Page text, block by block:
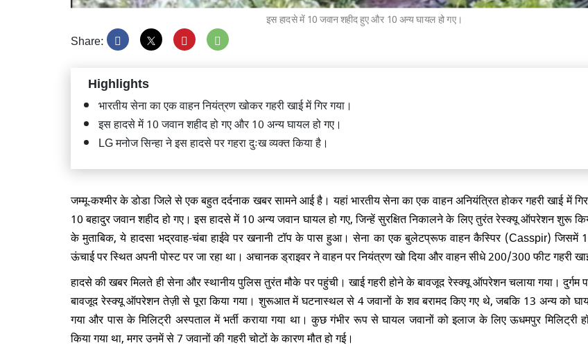
इस हादसे में 10 जवान शहीद हुए और 10 अन्य घायल हो गए।
Share:
Highlights
भारतीय सेना का एक वाहन नियंत्रण खोकर गहरी खाई में गिर गया।
इस हादसे में 10 जवान शहीद हो गए और 10 अन्य घायल हो गए।
LG मनोज सिन्हा ने इस हादसे पर गहरा दुःख व्यक्त किया है।
जम्मू-कश्मीर के डोडा जिले से एक बहुत दर्दनाक खबर सामने आई है। यहां भारतीय सेना का एक वाहन अनियंत्रित होकर गहरी खाई में
10 बहादुर जवान शहीद हो गए। इस हादसे में 10 अन्य जवान घायल हो गए, जिन्हें सुरक्षित निकालने के लिए तुरंत रेस्क्यू ऑपरेशन शुरू
के मुताबिक, ये हादसा भद्रवाह-चंबा हाईवे पर खनानी टॉप के पास हुआ। सेना का एक बुलेटप्रूफ वाहन कैस्पिर (Casspir) जिसमें
ऊंचाई पर स्थित अपनी पोस्ट पर जा रहा था। अचानक ड्राइवर ने वाहन पर नियंत्रण खो दिया और वाहन सीधे 200/300 फीट गहरी
हादसे की खबर मिलते ही सेना और स्थानीय पुलिस तुरंत मौके पर पहुंची। खाई गहरी होने के बावजूद रेस्क्यू ऑपरेशन चलाया गया। दुर्गम
बावजूद रेस्क्यू ऑपरेशन तेज़ी से पूरा किया गया। शुरूआत में घटनास्थल से 4 जवानों के शव बरामद किए गए थे, जबकि 13 अन्य को
गया और पास के मिलिट्री अस्पताल में भर्ती कराया गया था। कुछ गंभीर रूप से घायल जवानों को इलाज के लिए ऊधमपुर मिलिट्री
किया गया था, मगर उनमें से 7 जवानों की गहरी चोटों के कारण मौत हो गई।
राम मंदिर चढ़ावे की चोरी पर संसद में अनोखा
प्रदर्शन, साधु के वेश में नजर आए पप्पू यादव
भिवंडी में एक इमारत का हिस्सा ढहा, 9 की मौत,
मलबे में लोगों के दबे होने की आशंका